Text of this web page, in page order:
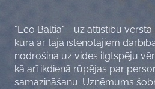
"Eco Baltia" - uz attīstību
kura ar tajā īstenotajiem
nodrošina uz vides ilgtspēju
kā arī ikdienā rūpējas par
samazināšanu. Uzņēmums